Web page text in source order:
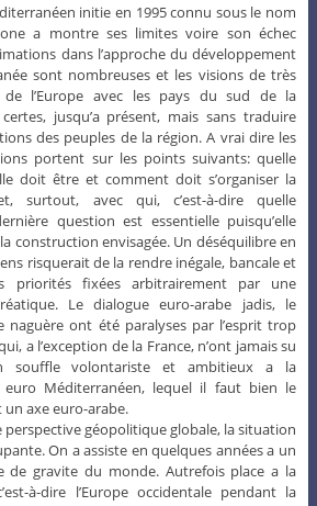
initie en 1995 connu sous le nom
a montre ses limites voire son échec
dans l’approche du développement
sont nombreuses et les visions de très
l’Europe avec les pays du sud de la
jusqu’a présent, mais sans traduire
des peuples de la région. A vrai dire les
portent sur les points suivants: quelle
doit être et comment doit s’organiser la
surtout, avec qui, c’est-à-dire quelle
question est essentielle puisqu’elle
construction envisagée. Un déséquilibre en
risquerait de la rendre inégale, bancale et
priorités fixées arbitrairement par une
Le dialogue euro-arabe jadis, le
naguère ont été paralyses par l’esprit trop
a l’exception de la France, n’ont jamais su
souffle volontariste et ambitieux a la
euro Méditerranéen, lequel il faut bien le
axe euro-arabe.
perspective géopolitique globale, la situation
On a assiste en quelques années a un
de gravite du monde. Autrefois place a la
à-dire l’Europe occidentale pendant la